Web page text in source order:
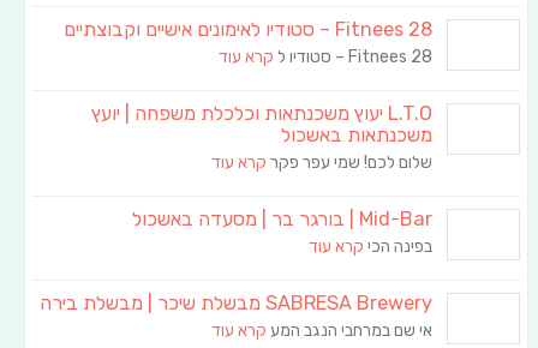
Fitnees 28 – סטודיו לאימונים אישיים וקבוצתיים
Fitnees 28 – סטודיו ל קרא עוד
L.T.O יעוץ משכנתאות וכלכלת משפחה | יועץ
משכנתאות באשכול
שלום לכם! שמי עפר פקר קרא עוד
Mid-Bar | בורגר בר | מסעדה באשכול
בפינה הכי קרא עוד
SABRESA Brewery מבשלת שיכר | מבשלת בירה
אי שם במרחבי הנגב המע קרא עוד